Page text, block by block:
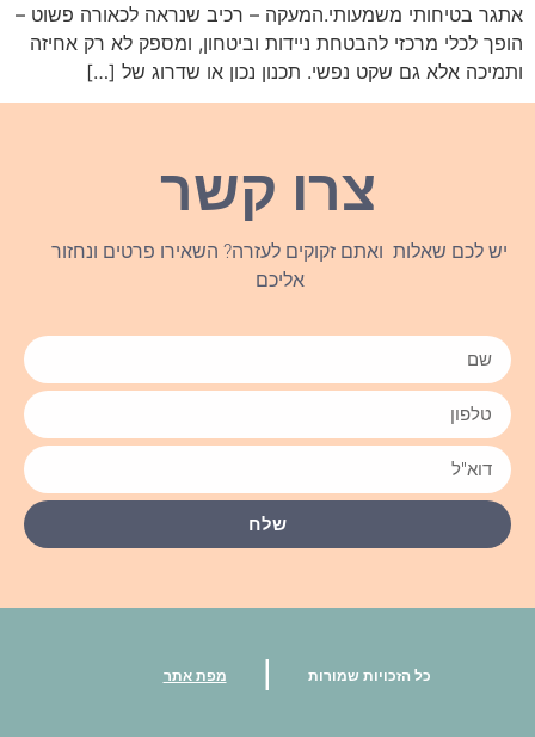
אתגר בטיחותי משמעותי.המעקה – רכיב שנראה לכאורה פשוט –
הופך לכלי מרכזי להבטחת ניידות וביטחון, ומספק לא רק אחיזה
ותמיכה אלא גם שקט נפשי. תכנון נכון או שדרוג של […]
צרו קשר
יש לכם שאלות ואתם זקוקים לעזרה? השאירו פרטים ונחזור
אליכם
שלח
כל הזכויות שמורות | מפת אתר